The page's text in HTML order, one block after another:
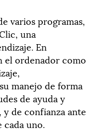
varios programas,
una
En
el ordenador como
manejo de forma
de ayuda y
de confianza ante
cada uno.